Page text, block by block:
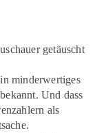
getäuscht
minderwertiges
Und dass
als